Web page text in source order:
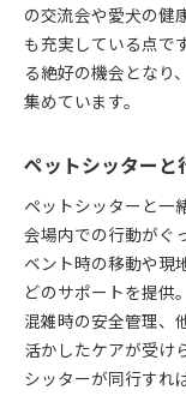
の交流会や愛犬の健
も充実している点で
る絶好の機会となり
集めています。
ペットシッターと
ペットシッターと一
会場内での行動がぐ
ベント時の移動や現
どのサポートを提供
混雑時の安全管理、
活かしたケアが受け
シッターが同行すれ